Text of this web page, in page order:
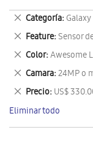
Categoría
Eliminar
este
artículo
Feature Sensor
Eliminar
este
artículo
Color Awesome
Eliminar
este
artículo
Camara 24MP o
Eliminar
este
artículo
Precio US$
Eliminar
este
artículo
Eliminar todo